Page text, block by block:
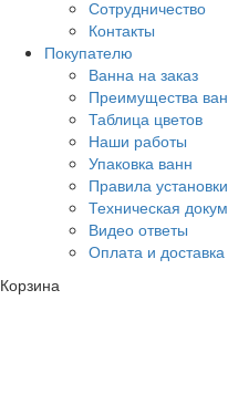
Сотрудничество
Контакты
Покупателю
Ванна на заказ
Преимущества
Таблица цветов
Наши работы
Упаковка ванн
Правила
Техническая
Видео ответы
Оплата и доставка
Корзина